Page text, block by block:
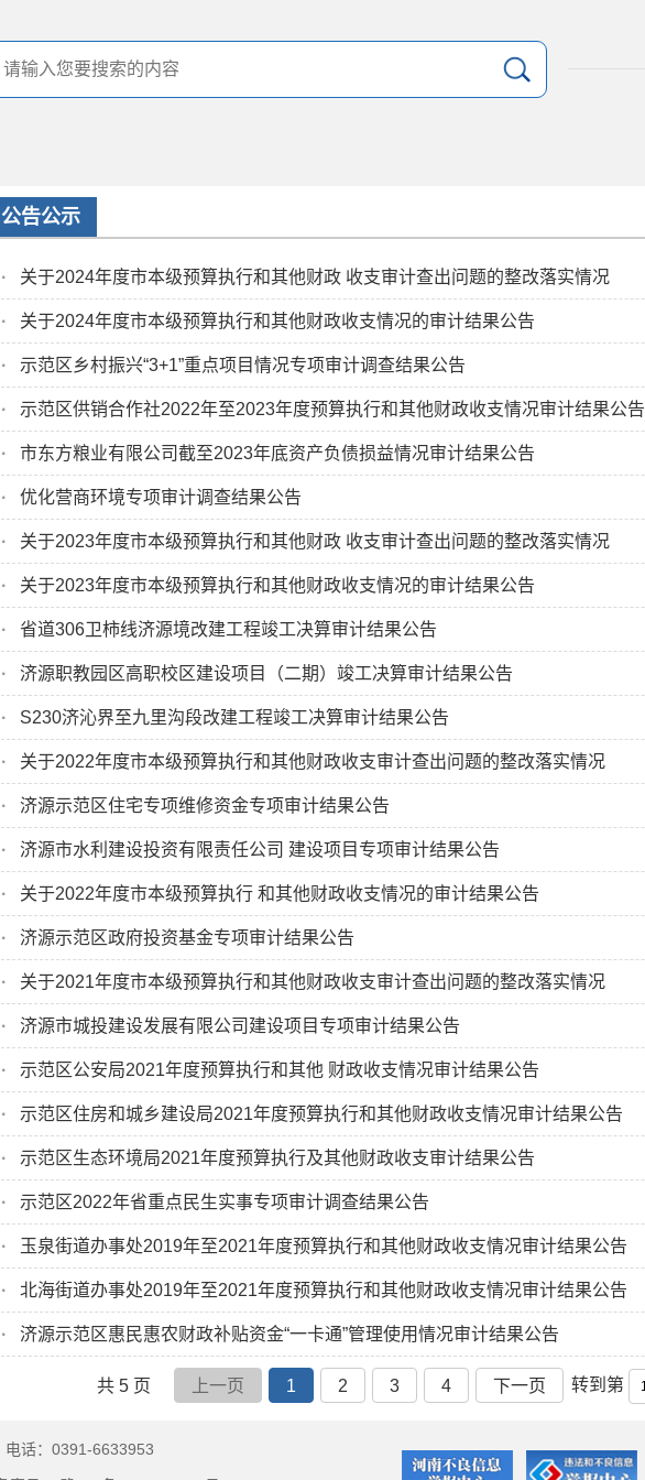
公告公示
· 关于2024年度市本级预算执行和其他财政 收支审计查出问题的整改落实情况
· 关于2024年度市本级预算执行和其他财政收支情况的审计结果公告
· 示范区乡村振兴“3+1”重点项目情况专项审计调查结果公告
· 示范区供销合作社2022年至2023年度预算执行和其他财政收支情况审计结果公告
· 市东方粮业有限公司截至2023年底资产负债损益情况审计结果公告
· 优化营商环境专项审计调查结果公告
· 关于2023年度市本级预算执行和其他财政 收支审计查出问题的整改落实情况
· 关于2023年度市本级预算执行和其他财政收支情况的审计结果公告
· 省道306卫柿线济源境改建工程竣工决算审计结果公告
· 济源职教园区高职校区建设项目（二期）竣工决算审计结果公告
· S230济沁界至九里沟段改建工程竣工决算审计结果公告
· 关于2022年度市本级预算执行和其他财政收支审计查出问题的整改落实情况
· 济源示范区住宅专项维修资金专项审计结果公告
· 济源市水利建设投资有限责任公司 建设项目专项审计结果公告
· 关于2022年度市本级预算执行 和其他财政收支情况的审计结果公告
· 济源示范区政府投资基金专项审计结果公告
· 关于2021年度市本级预算执行和其他财政收支审计查出问题的整改落实情况
· 济源市城投建设发展有限公司建设项目专项审计结果公告
· 示范区公安局2021年度预算执行和其他 财政收支情况审计结果公告
· 示范区住房和城乡建设局2021年度预算执行和其他财政收支情况审计结果公告
· 示范区生态环境局2021年度预算执行及其他财政收支审计结果公告
· 示范区2022年省重点民生实事专项审计调查结果公告
· 玉泉街道办事处2019年至2021年度预算执行和其他财政收支情况审计结果公告
· 北海街道办事处2019年至2021年度预算执行和其他财政收支情况审计结果公告
· 济源示范区惠民惠农财政补贴资金“一卡通”管理使用情况审计结果公告
共 5 页 上一页 1 2 3 4 下一页 转到第
电话：0391-6633953